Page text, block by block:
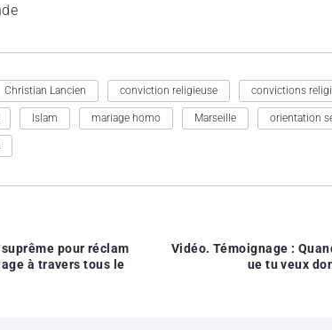
Christian Lancien conviction religieuse convictions
Islam mariage homo Marseille orientation
pour réclam
à travers tous le
Vidéo. Témoignage :
ue tu veux